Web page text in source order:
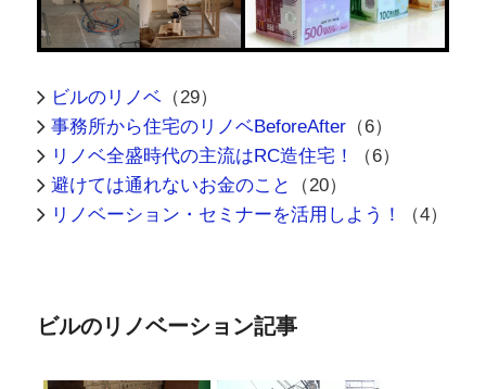
ビルのリノベ（29）
事務所から住宅のリノベBeforeAfter（6）
リノベ全盛時代の主流はRC造住宅！
（6）
避けては通れないお金のこと
（20）
リノベーション・セミナーを活用しよう！
（4）
ビルのリノベーション記事